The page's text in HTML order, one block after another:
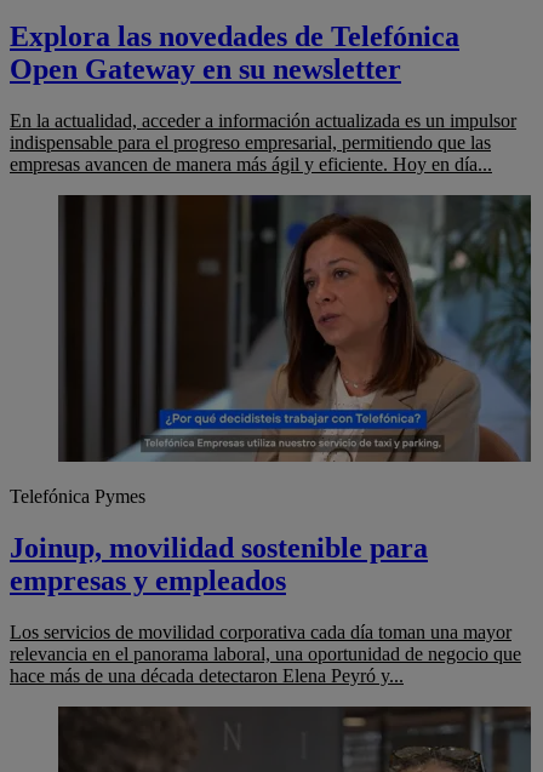
Explora las novedades de Telefónica
Open Gateway en su newsletter
En la actualidad, acceder a información actualizada es un impulsor
indispensable para el progreso empresarial, permitiendo que las
empresas avancen de manera más ágil y eficiente. Hoy en día...
Telefónica Pymes
Joinup, movilidad sostenible para
empresas y empleados
Los servicios de movilidad corporativa cada día toman una mayor
relevancia en el panorama laboral, una oportunidad de negocio que
hace más de una década detectaron Elena Peyró y...